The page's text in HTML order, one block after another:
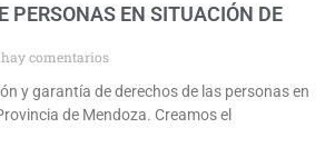
PERSONAS EN SITUACIÓN DE
hay comentarios
y garantía de derechos de las personas en
de Mendoza. Creamos el